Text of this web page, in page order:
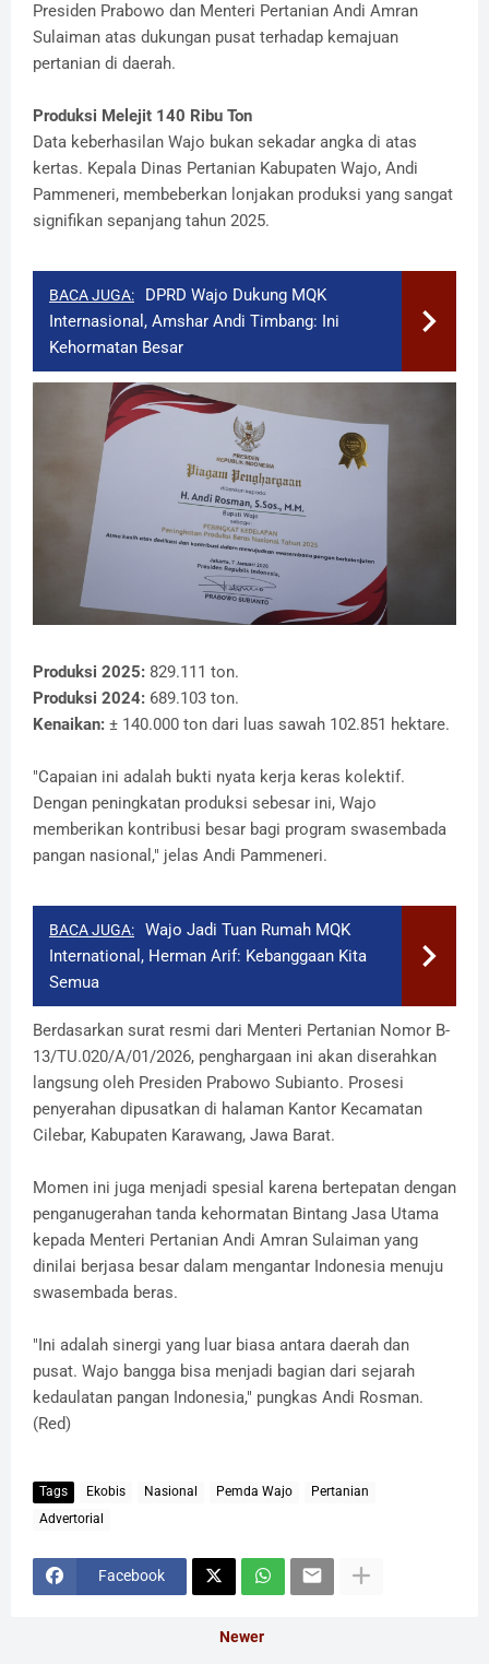
Presiden Prabowo dan Menteri Pertanian Andi Amran
Sulaiman atas dukungan pusat terhadap kemajuan
pertanian di daerah.
​Produksi Melejit 140 Ribu Ton
​Data keberhasilan Wajo bukan sekadar angka di atas
kertas. Kepala Dinas Pertanian Kabupaten Wajo, Andi
Pammeneri, membeberkan lonjakan produksi yang sangat
signifikan sepanjang tahun 2025.
BACA JUGA:
DPRD Wajo Dukung MQK
Internasional, Amshar Andi Timbang: Ini
Kehormatan Besar
​Produksi 2025: 829.111 ton.
​Produksi 2024: 689.103 ton.
​Kenaikan: ± 140.000 ton dari luas sawah 102.851 hektare.
​"Capaian ini adalah bukti nyata kerja keras kolektif.
Dengan peningkatan produksi sebesar ini, Wajo
memberikan kontribusi besar bagi program swasembada
pangan nasional," jelas Andi Pammeneri.
BACA JUGA:
Wajo Jadi Tuan Rumah MQK
International, Herman Arif: Kebanggaan Kita
Semua
​Berdasarkan surat resmi dari Menteri Pertanian Nomor B-
13/TU.020/A/01/2026, penghargaan ini akan diserahkan
langsung oleh Presiden Prabowo Subianto. Prosesi
penyerahan dipusatkan di halaman Kantor Kecamatan
Cilebar, Kabupaten Karawang, Jawa Barat.
​Momen ini juga menjadi spesial karena bertepatan dengan
penganugerahan tanda kehormatan Bintang Jasa Utama
kepada Menteri Pertanian Andi Amran Sulaiman yang
dinilai berjasa besar dalam mengantar Indonesia menuju
swasembada beras.
​"Ini adalah sinergi yang luar biasa antara daerah dan
pusat. Wajo bangga bisa menjadi bagian dari sejarah
kedaulatan pangan Indonesia," pungkas Andi Rosman.
(Red)
Tags Ekobis Nasional Pemda Wajo
Pertanian
Advertorial
Facebook
Newer